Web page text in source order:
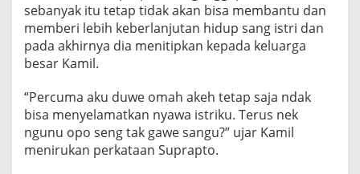
N
Y
A
sebanyak itu tetap tidak akan bisa membantu dan
memberi lebih keberlanjutan hidup sang istri dan
pada akhirnya dia menitipkan kepada keluarga
besar Kamil.
“Percuma aku duwe omah akeh tetap saja ndak
bisa menyelamatkan nyawa istriku. Terus nek
ngunu opo seng tak gawe sangu?” ujar Kamil
menirukan perkataan Suprapto.